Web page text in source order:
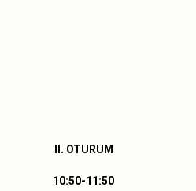
II. OTURUM
10:50-11:50